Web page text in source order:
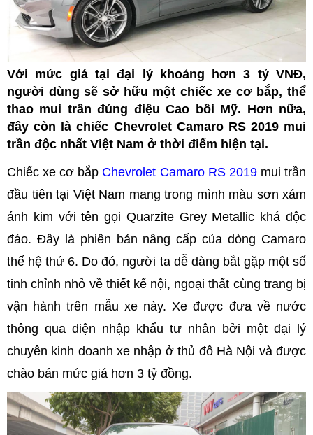
Với mức giá tại đại lý khoảng hơn 3 tỷ VNĐ,
người dùng sẽ sở hữu một chiếc xe cơ bắp, thể
thao mui trần đúng điệu Cao bồi Mỹ. Hơn nữa,
đây còn là chiếc Chevrolet Camaro RS 2019 mui
trần độc nhất Việt Nam ở thời điểm hiện tại.
Chiếc xe cơ bắp Chevrolet Camaro RS 2019mui trần
đầu tiên tại Việt Nam mang trong mình màu sơn xám
ánh kim với tên gọi Quarzite Grey Metallic khá độc
đáo. Đây là phiên bản nâng cấp của dòng Camaro
thế hệ thứ 6. Do đó, người ta dễ dàng bắt gặp một số
tinh chỉnh nhỏ về thiết kế nội, ngoại thất cùng trang bị
vận hành trên mẫu xe này. Xe được đưa về nước
thông qua diện nhập khẩu tư nhân bởi một đại lý
chuyên kinh doanh xe nhập ở thủ đô Hà Nội và được
chào bán mức giá hơn 3 tỷ đồng.